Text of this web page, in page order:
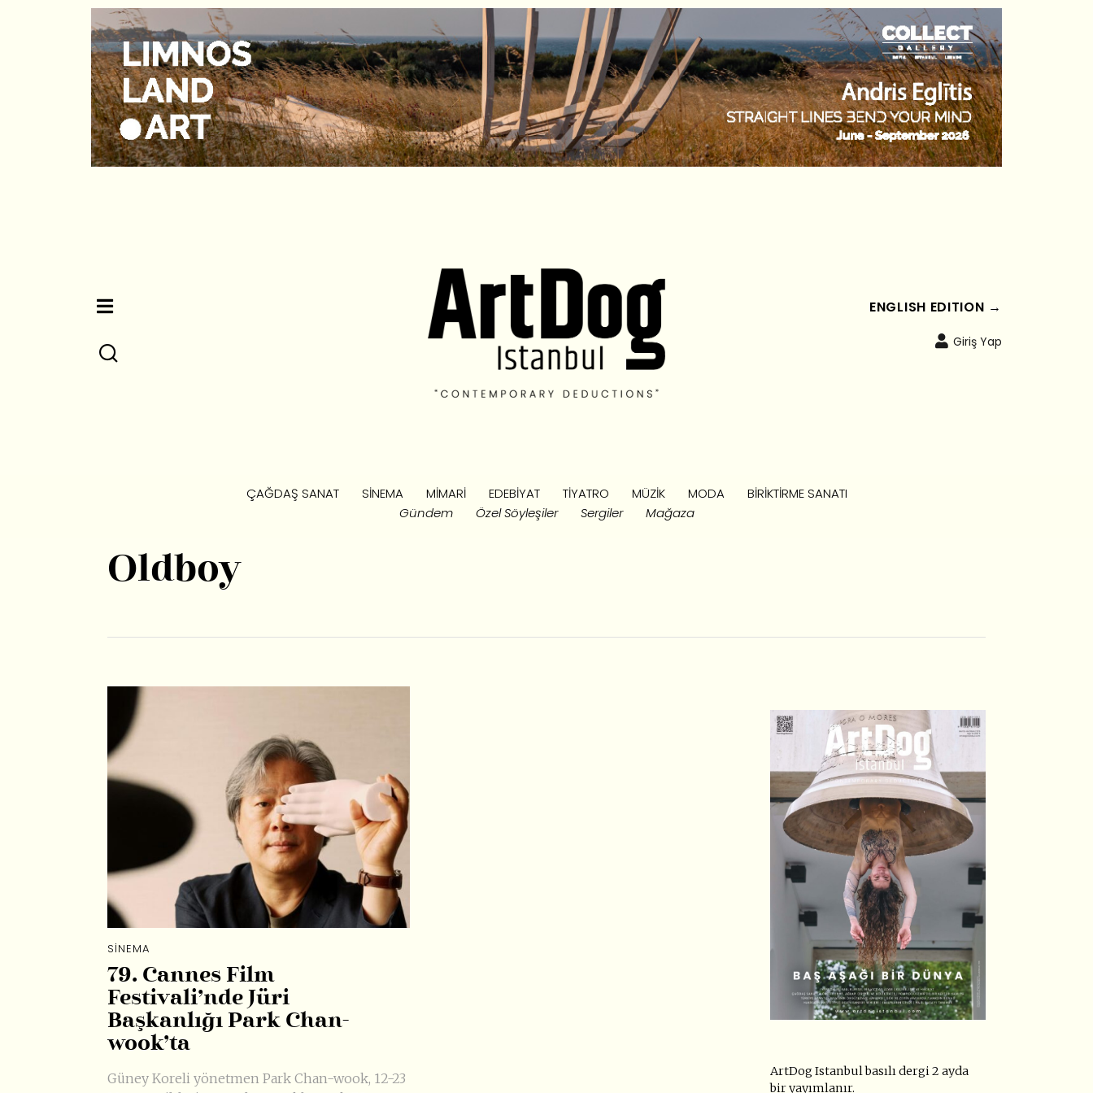
ENGLISH EDITION →
Giriş Yap
ÇAĞDAŞ SANAT SINEMA MIMARI EDEBIYAT TIYATRO MÜZIK MODA
BIRIKTIRME SANATI
Gündem
Özel Söyleşiler Sergiler Mağaza
Oldboy
SINEMA
79. Cannes Film
Festivali’nde Jüri
Başkanlığı Park Chan-
wook’ta
Güney Koreli yönetmen Park Chan-wook, 12-23
ArtDog Istanbul basılı dergi 2 ayda
bir yayımlanır.